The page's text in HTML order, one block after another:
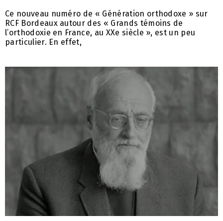
Ce nouveau numéro de « Génération orthodoxe » sur
RCF Bordeaux autour des « Grands témoins de
l’orthodoxie en France, au XXe siècle », est un peu
particulier. En effet,